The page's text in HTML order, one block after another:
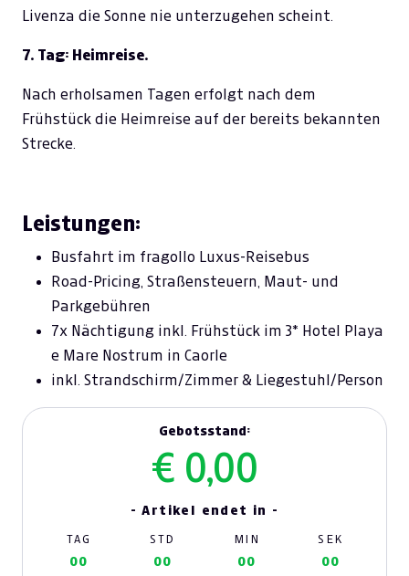
Livenza die Sonne nie unterzugehen scheint.
7. Tag: Heimreise.
Nach erholsamen Tagen erfolgt nach dem
Frühstück die Heimreise auf der bereits bekannten
Strecke.
Leistungen:
Busfahrt im fragollo Luxus-Reisebus
Road-Pricing, Straßensteuern, Maut- und
Parkgebühren
7x Nächtigung inkl. Frühstück im 3* Hotel Playa
e Mare Nostrum in Caorle
inkl. Strandschirm/Zimmer & Liegestuhl/Person
Gebotsstand:
€ 0,00
- Artikel endet in -
TAG STD MIN SEK
00 00 00 00